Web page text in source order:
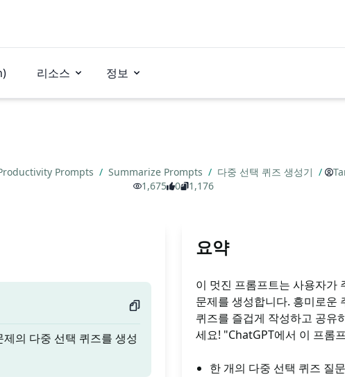
리소스 정보
Prompts / Summarize Prompts / 다중 선택 퀴즈 생성기 /
1,675
0 1,176
의 다중 선택 퀴즈를 생성
요약
이 멋진 프롬프트는 사용자가
문제를 생성합니다. 흥미로운
퀴즈를 즐겁게 작성하고 공유
세요! "ChatGPT에서 이 프롬
한 개의 다중 선택 퀴즈 질